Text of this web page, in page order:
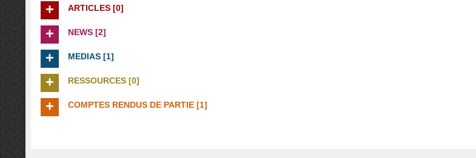
ARTICLES [0]
NEWS [2]
MEDIAS [1]
RESSOURCES [0]
COMPTES RENDUS DE PARTIE [1]